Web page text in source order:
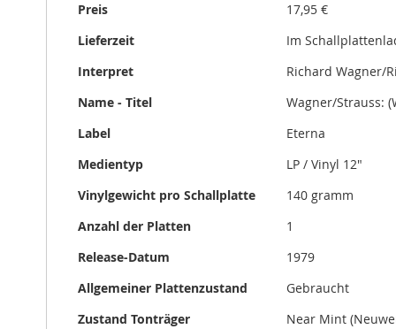
Preis
17,95 €
Lieferzeit
Im
Interpret
Richard Wagner/
Name - Titel
Wagner/Strauss:
Label
Eterna
Medientyp
LP / Vinyl 12"
Vinylgewicht pro Schallplatte
140 gramm
Anzahl der Platten
1
Release-Datum
1979
Allgemeiner Plattenzustand
Gebraucht
Zustand Tonträger
Near Mint